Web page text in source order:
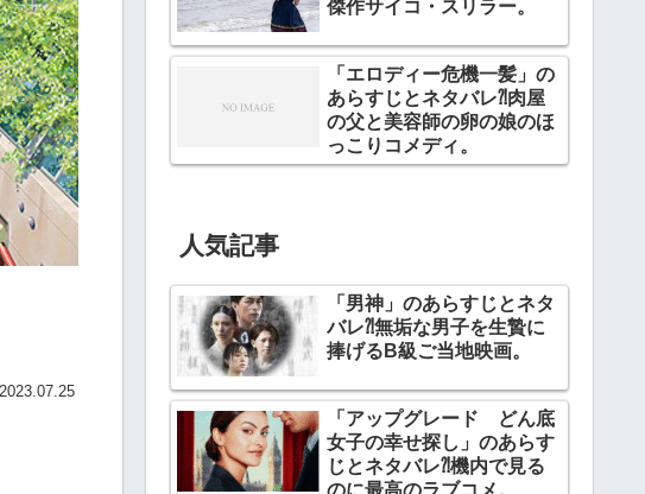
2023.07.25
傑作サイコ・スリラー。
「エロディー危機一髪」の
あらすじとネタバレ⁈肉屋
の父と美容師の卵の娘のほ
っこりコメディ。
人気記事
「男神」のあらすじとネタ
バレ⁈無垢な男子を生贄に
捧げるB級ご当地映画。
「アップグレード どん底
女子の幸せ探し」のあらす
じとネタバレ⁈機内で見る
のに最高のラブコメ。